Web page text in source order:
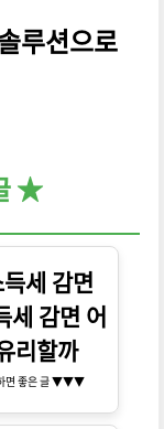
루션으로
★
세 감면
세 감면 어
리할까
면 좋은 글 ▼▼▼